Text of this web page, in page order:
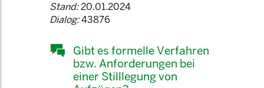
Stand:20.01.2024
Dialog:43876
Gibt es formelle Verfahren
bzw. Anforderungen bei
einer Stilllegung von